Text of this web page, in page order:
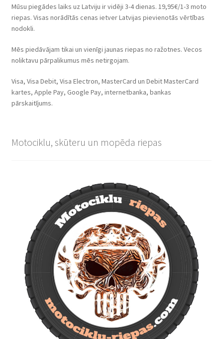
Mūsu piegādes laiks uz Latviju ir vidēji 3-4 dienas. 19,95€/1-3 moto
riepas. Visas norādītās cenas ietver Latvijas pievienotās vērtības
nodokli.
Mēs piedāvājam tikai un vienīgi jaunas riepas no ražotnes. Vecos
noliktavu pārpalikumus mēs netirgojam.
Visa, Visa Debit, Visa Electron, MasterCard un Debit MasterCard
kartes, Apple Pay, Google Pay, internetbanka, bankas
pārskaitījums.
Motociklu, skūteru un mopēda riepas